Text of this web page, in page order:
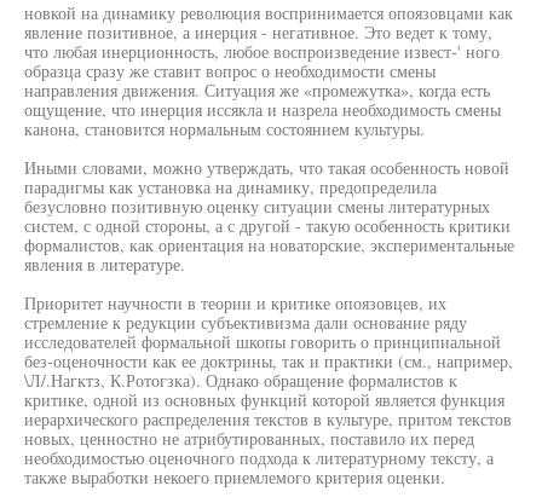
новкой на динамику революция воспринимается опоязовцами как
явление позитивное, а инерция - негативное. Это ведет к тому,
что любая инерционность, любое воспроизведение извест-' ного
образца сразу же ставит вопрос о необходимости смены
направления движения. Ситуация же «промежутка», когда есть
ощущение, что инерция иссякла и назрела необходимость смены
канона, становится нормальным состоянием культуры.
Иными словами, можно утверждать, что такая особенность новой
парадигмы как установка на динамику, предопределила
безусловно позитивную оценку ситуации смены литературных
систем, с одной стороны, а с другой - такую особенность критики
формалистов, как ориентация на новаторские, экспериментальные
явления в литературе.
Приоритет научности в теории и критике опоязовцев, их
стремление к редукции субъективизма дали основание ряду
исследователей формальной шкопы говорить о принципиальной
без-оценочности как ее доктрины, так и практики (см., например,
\Л/.Нагктз, К.Ротогзка). Однако обращение формалистов к
критике, одной из основных функций которой является функция
иерархического распределения текстов в культуре, притом текстов
новых, ценностно не атрибутированных, поставило их перед
необходимостью оценочного подхода к литературному тексту, а
также выработки некоего приемлемого критерия оценки.